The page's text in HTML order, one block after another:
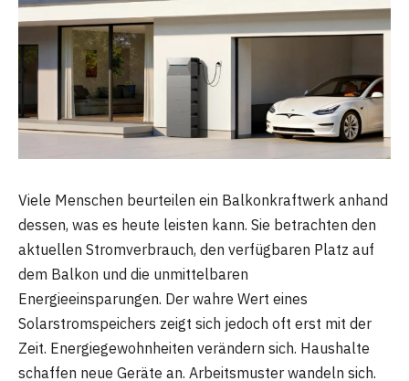
Viele Menschen beurteilen ein Balkonkraftwerk anhand
dessen, was es heute leisten kann. Sie betrachten den
aktuellen Stromverbrauch, den verfügbaren Platz auf
dem Balkon und die unmittelbaren
Energieeinsparungen. Der wahre Wert eines
Solarstromspeichers zeigt sich jedoch oft erst mit der
Zeit. Energiegewohnheiten verändern sich. Haushalte
schaffen neue Geräte an. Arbeitsmuster wandeln sich.